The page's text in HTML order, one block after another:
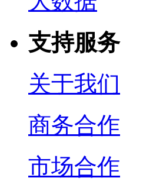
支持服务
关于我们
商务合作
市场合作